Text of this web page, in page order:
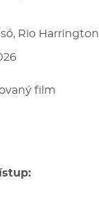
Rio Harrington
film